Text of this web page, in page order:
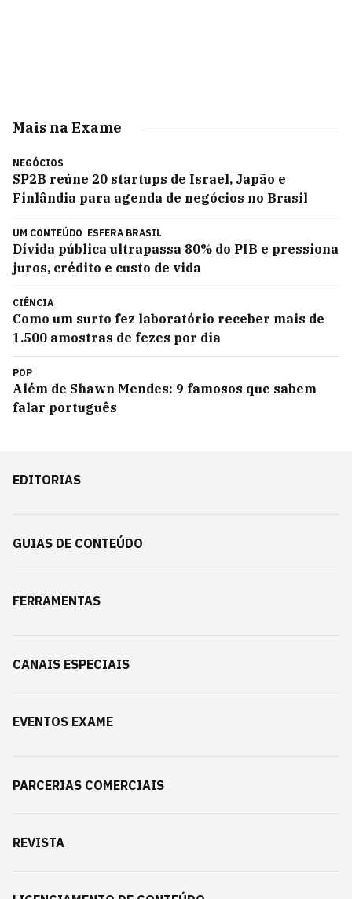
Mais na Exame
NEGÓCIOS
SP2B reúne 20 startups de Israel, Japão e
Finlândia para agenda de negócios no Brasil
UM CONTEÚDO ESFERA BRASIL
Dívida pública ultrapassa 80% do PIB e pressiona
juros, crédito e custo de vida
CIÊNCIA
Como um surto fez laboratório receber mais de
1.500 amostras de fezes por dia
POP
Além de Shawn Mendes: 9 famosos que sabem
falar português
EDITORIAS
GUIAS DE CONTEÚDO
FERRAMENTAS
CANAIS ESPECIAIS
EVENTOS EXAME
PARCERIAS COMERCIAIS
REVISTA